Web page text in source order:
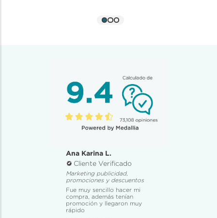
Ana Karina L.
Cliente Verificado
Marketing publicidad,
promociones y descuentos
Fue muy sencillo hacer mi
compra, además tenían
promoción y llegaron muy
rápido